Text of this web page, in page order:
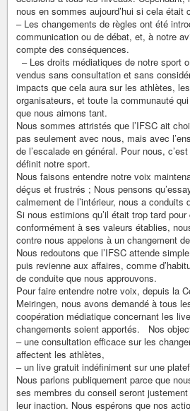
nous en sommes aujourd’hui si cela
– Les changements de règles ont été
communication ou de débat, et, à notre
compte des conséquences.
– Les droits médiatiques de notre sport
vendus sans consultation et sans
impacts que cela aura sur les athlètes,
organisateurs, et toute la communauté
que nous aimons tant.
Nous sommes attristés que l’IFSC ait
pas seulement avec nous, mais avec
de l’escalade en général. Pour nous,
définit notre sport.
Nous faisons entendre notre voix
déçus et frustrés ; Nous pensons
calmement de l’intérieur, nous a conduits
Si nous estimions qu’il était trop tard pour
conformément à ses valeurs établies,
contre nous appelons à un changement
Nous redoutons que l’IFSC attende
puis revienne aux affaires, comme
de conduite que nous approuvons.
Pour faire entendre notre voix, depuis la
Meiringen, nous avons demandé à tous
coopération médiatique concernant les
changements soient apportés. Nos
– une consultation efficace sur les
affectent les athlètes,
– un live gratuit indéfiniment sur une
Nous parlons publiquement parce que
ses membres du conseil seront
leur inaction. Nous espérons que nos